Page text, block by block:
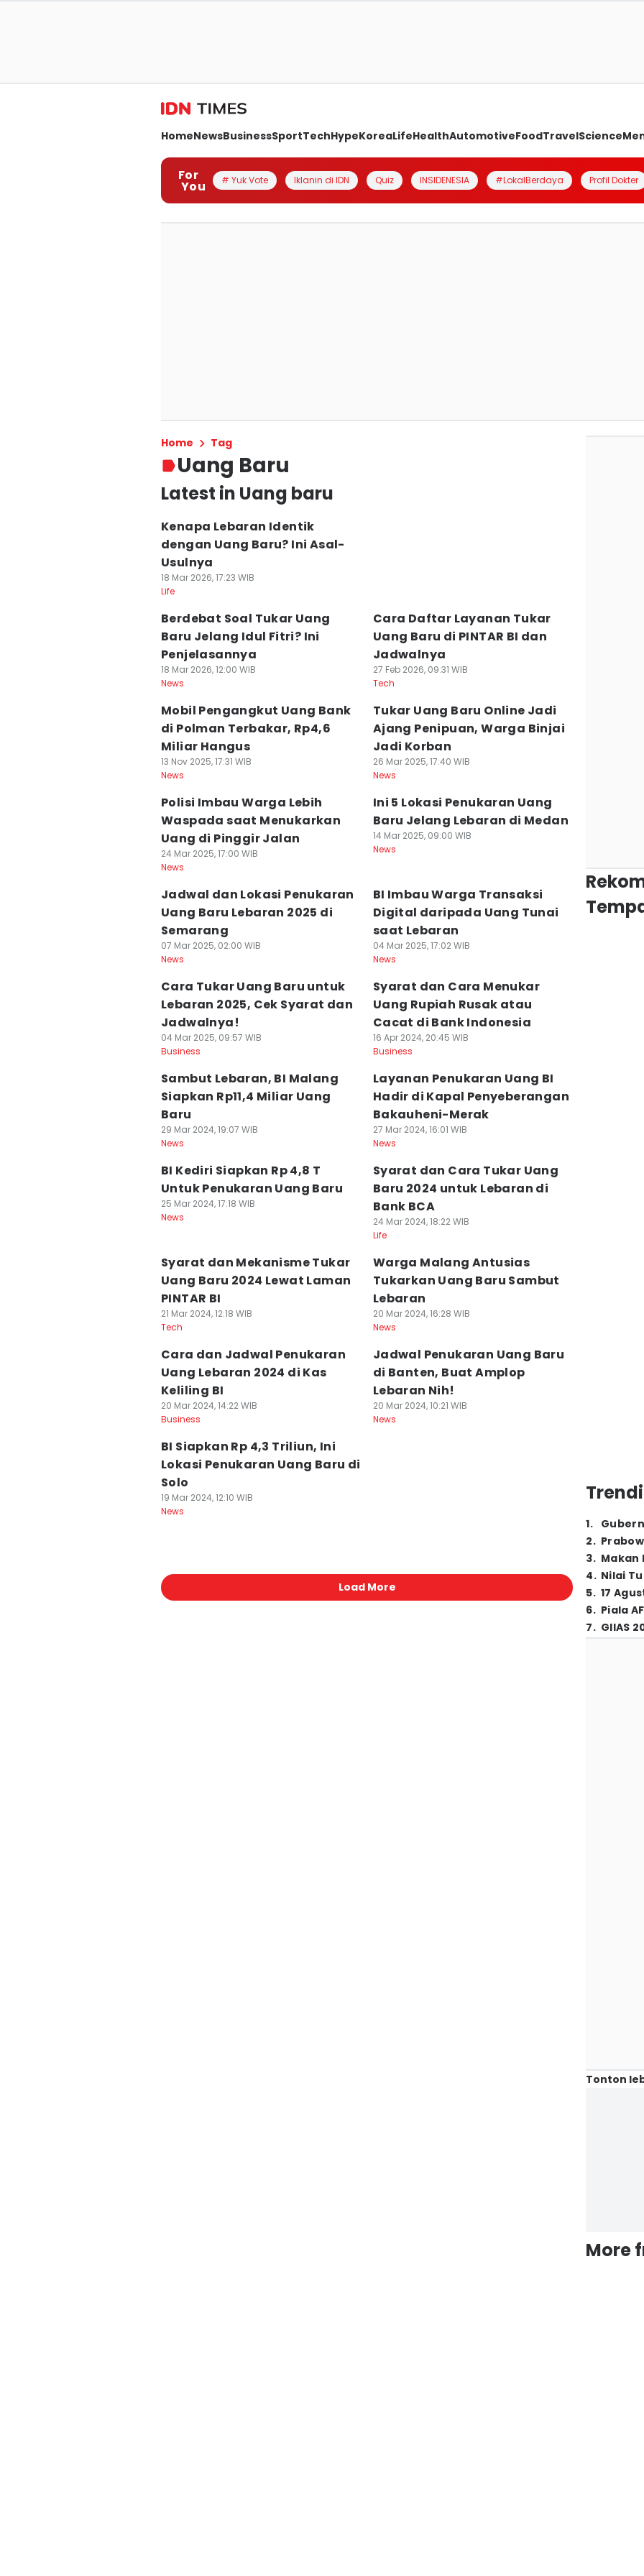
HomeNewsBusinessSportTechHypeKoreaLifeHealthAutomotiveFoodTravelScience
For
You # Yuk Vote Iklanin di IDN Quiz INSIDENESIA #LokalBerdaya Profil Dokter
Home Tag
Uang Baru
Latest in Uang baru
Kenapa Lebaran Identik
dengan Uang Baru? Ini Asal-
Usulnya
18 Mar 2026, 17:23 WIB
Life
Berdebat Soal Tukar Uang
Baru Jelang Idul Fitri? Ini
Penjelasannya
18 Mar 2026, 12:00 WIB
News
Cara Daftar Layanan Tukar
Uang Baru di PINTAR BI dan
Jadwalnya
27 Feb 2026, 09:31 WIB
Tech
Mobil Pengangkut Uang Bank
di Polman Terbakar, Rp4,6
Miliar Hangus
13 Nov 2025, 17:31 WIB
News
Tukar Uang Baru Online Jadi
Ajang Penipuan, Warga Binjai
Jadi Korban
26 Mar 2025, 17:40 WIB
News
Polisi Imbau Warga Lebih
Waspada saat Menukarkan
Uang di Pinggir Jalan
24 Mar 2025, 17:00 WIB
News
Ini 5 Lokasi Penukaran Uang
Baru Jelang Lebaran di Medan
14 Mar 2025, 09:00 WIB
News
Jadwal dan Lokasi Penukaran
Uang Baru Lebaran 2025 di
Semarang
07 Mar 2025, 02:00 WIB
News
BI Imbau Warga Transaksi
Digital daripada Uang Tunai
saat Lebaran
04 Mar 2025, 17:02 WIB
News
Cara Tukar Uang Baru untuk
Lebaran 2025, Cek Syarat dan
Jadwalnya!
04 Mar 2025, 09:57 WIB
Business
Syarat dan Cara Menukar
Uang Rupiah Rusak atau
Cacat di Bank Indonesia
16 Apr 2024, 20:45 WIB
Business
Sambut Lebaran, BI Malang
Siapkan Rp11,4 Miliar Uang
Baru
29 Mar 2024, 19:07 WIB
News
Layanan Penukaran Uang BI
Hadir di Kapal Penyeberangan
Bakauheni-Merak
27 Mar 2024, 16:01 WIB
News
BI Kediri Siapkan Rp 4,8 T
Untuk Penukaran Uang Baru
25 Mar 2024, 17:18 WIB
News
Syarat dan Cara Tukar Uang
Baru 2024 untuk Lebaran di
Bank BCA
24 Mar 2024, 18:22 WIB
Life
Syarat dan Mekanisme Tukar
Uang Baru 2024 Lewat Laman
PINTAR BI
21 Mar 2024, 12:18 WIB
Tech
Warga Malang Antusias
Tukarkan Uang Baru Sambut
Lebaran
20 Mar 2024, 16:28 WIB
News
Cara dan Jadwal Penukaran
Uang Lebaran 2024 di Kas
Keliling BI
20 Mar 2024, 14:22 WIB
Business
Jadwal Penukaran Uang Baru
di Banten, Buat Amplop
Lebaran Nih!
20 Mar 2024, 10:21 WIB
News
BI Siapkan Rp 4,3 Triliun, Ini
Lokasi Penukaran Uang Baru di
Solo
19 Mar 2024, 12:10 WIB
News
Load More
1.
2.
3. Makan
4. Nilai
5. 17
6. Piala
7. GIIAS
Tonton
More